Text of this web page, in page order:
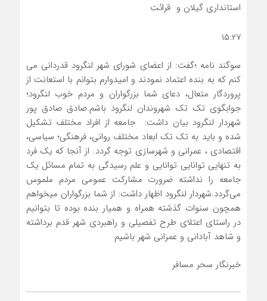
استانداری گیلان و قرائت
۱۵:۲۷
سوگند نامه ؛گفت: از اعضای شورای شهر لنگرود قدردانی می
کنم که به بنده اعتماد نمودند و امیدوارم بتوانم با استعانت از
پروردگار متعال، دعای شما بزرگواران و مردم خوب لنگرود؛
جوابگوی تک تک شهروندان لنگرود باشم.صادق صادق پور
شهردار لنگرود بیان داشت: جامعه از افراد مختلف تشکیل
شده و باید به تک تک ابعاد مختلف روانی، فرهنگی؛ سیاسی،
اقتصادی ، عمرانی و شهرسازی توجه گردد. از آنجا که یک فرد
به تنهایی توانایی توانایی و علم رسیدگی به تمام مسائل یک
جامعه را نداشته ضرورت مشارکت عمومی مردم ملموس
می‌گردد.شهردار لنگرود اظهار داشت: از شما بزرگواران میخواهم
همچون سنوات گذشته همراه و همیار بنده بوده تا بتوانیم
در راستای اعتلای طرح تفصیلی و راهبردی شهر قدم برداشته
و شاهد آبادانی و عمرانی شهر باشیم
خبرنگار سحر مسافر